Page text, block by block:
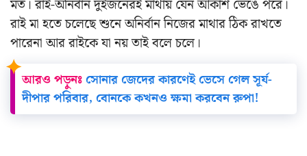
মত। রাই-অনির্বান দুইজনেরই মাথায় যেন আকাশ ভেঙে পরে।
রাই মা হতে চলেছে শুনে অনির্বান নিজের মাথার ঠিক রাখতে
পারেনা আর রাইকে যা নয় তাই বলে চলে।
আরও পড়ুনঃসোনার জেদের কারণেই ভেসে গেল সূর্য-
দীপার পরিবার, বোনকে কখনও ক্ষমা করবেন রুপা!